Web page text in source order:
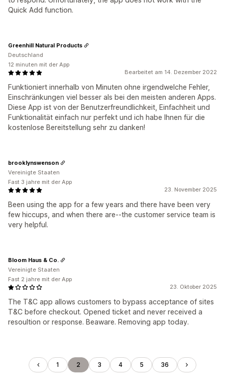
Quick Add function.
Bearbeitet am 14. Dezember 2022
Funktioniert innerhalb von Minuten ohne irgendwelche Fehler,
Einschränkungen viel besser als bei den meisten anderen Apps.
Diese App ist von der Benutzerfreundlichkeit, Einfachheit und
Funktionalität einfach nur perfekt und ich habe Ihnen für die
kostenlose Bereitstellung sehr zu danken!
Greenhill Natural Products
Deutschland
12 minuten mit der App
23. November 2025
Been using the app for a few years and there have been very
few hiccups, and when there are--the customer service team is
very helpful.
brooklynswenson
Vereinigte Staaten
Fast 3 jahre mit der App
23. Oktober 2025
The T&C app allows customers to bypass acceptance of sites
T&C before checkout. Opened ticket and never received a
resoultion or response. Beaware. Removing app today.
Bloom Haus & Co.
Vereinigte Staaten
Fast 2 jahre mit der App
1 2 3 4 5 36